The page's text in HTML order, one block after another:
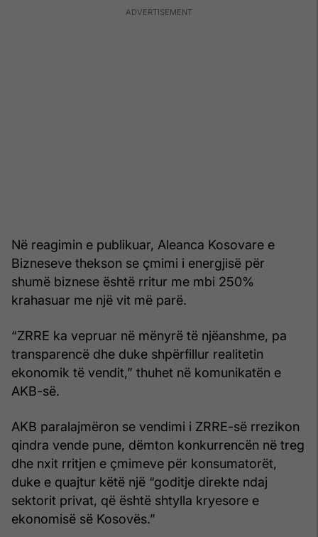
Në reagimin e publikuar, Aleanca Kosovare e
Bizneseve thekson se çmimi i energjisë për
shumë biznese është rritur me mbi 250%
krahasuar me një vit më parë.
“ZRRE ka vepruar në mënyrë të njëanshme, pa
transparencë dhe duke shpërfillur realitetin
ekonomik të vendit,” thuhet në komunikatën e
AKB-së.
AKB paralajmëron se vendimi i ZRRE-së rrezikon
qindra vende pune, dëmton konkurrencën në treg
dhe nxit rritjen e çmimeve për konsumatorët,
duke e quajtur këtë një “goditje direkte ndaj
sektorit privat, që është shtylla kryesore e
ekonomisë së Kosovës.”